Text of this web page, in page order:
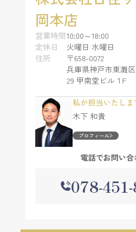
岡本店
営業時間10:00～18:00
定休日
火曜日 水曜日
住所
〒658-0072
兵庫県神戸市東灘
29 甲南堂ビル１F
私が担当いたしま
木下 和貴
プロフィール
電話でお問い合
078-